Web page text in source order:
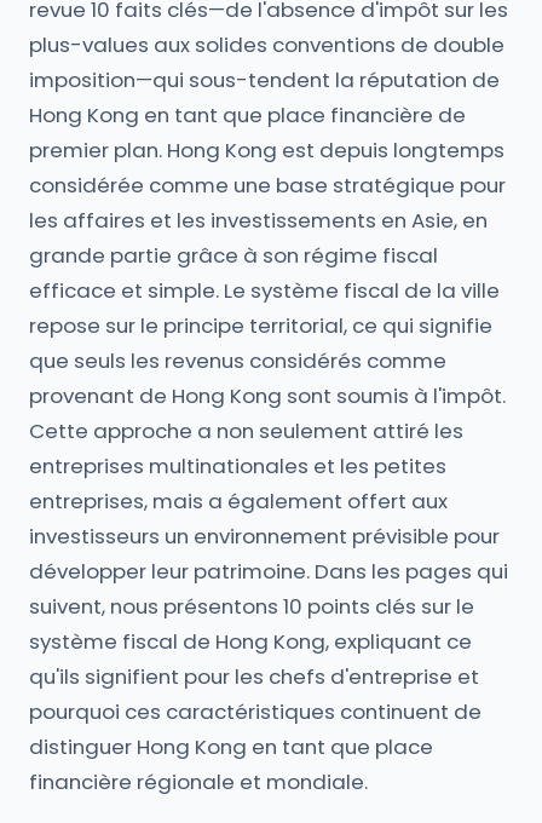
revue 10 faits clés—de l'absence d'impôt sur les
plus-values aux solides conventions de double
imposition—qui sous-tendent la réputation de
Hong Kong en tant que place financière de
premier plan. Hong Kong est depuis longtemps
considérée comme une base stratégique pour
les affaires et les investissements en Asie, en
grande partie grâce à son régime fiscal
efficace et simple. Le système fiscal de la ville
repose sur le principe territorial, ce qui signifie
que seuls les revenus considérés comme
provenant de Hong Kong sont soumis à l'impôt.
Cette approche a non seulement attiré les
entreprises multinationales et les petites
entreprises, mais a également offert aux
investisseurs un environnement prévisible pour
développer leur patrimoine. Dans les pages qui
suivent, nous présentons 10 points clés sur le
système fiscal de Hong Kong, expliquant ce
qu'ils signifient pour les chefs d'entreprise et
pourquoi ces caractéristiques continuent de
distinguer Hong Kong en tant que place
financière régionale et mondiale.